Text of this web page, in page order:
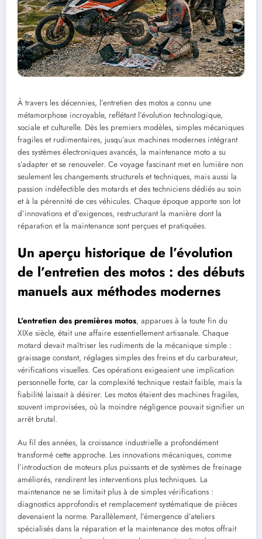
À travers les décennies, l’entretien des motos a connu une
métamorphose incroyable, reflétant l’évolution technologique,
sociale et culturelle. Dès les premiers modèles, simples mécaniques
fragiles et rudimentaires, jusqu’aux machines modernes intégrant
des systèmes électroniques avancés, la maintenance moto a su
s’adapter et se renouveler. Ce voyage fascinant met en lumière non
seulement les changements structurels et techniques, mais aussi la
passion indéfectible des motards et des techniciens dédiés au soin
et à la pérennité de ces véhicules. Chaque époque apporte son lot
d’innovations et d’exigences, restructurant la manière dont la
réparation et la maintenance sont perçues et pratiquées.
Un aperçu historique de l’évolution
de l’entretien des motos : des débuts
manuels aux méthodes modernes
L’entretien des premières motos, apparues à la toute fin du
XIXe siècle, était une affaire essentiellement artisanale. Chaque
motard devait maîtriser les rudiments de la mécanique simple :
graissage constant, réglages simples des freins et du carburateur,
vérifications visuelles. Ces opérations exigeaient une implication
personnelle forte, car la complexité technique restait faible, mais la
fiabilité laissait à désirer. Les motos étaient des machines fragiles,
souvent improvisées, où la moindre négligence pouvait signifier un
arrêt brutal.
Au fil des années, la croissance industrielle a profondément
transformé cette approche. Les innovations mécaniques, comme
l’introduction de moteurs plus puissants et de systèmes de freinage
améliorés, rendirent les interventions plus techniques. La
maintenance ne se limitait plus à de simples vérifications :
diagnostics approfondis et remplacement systématique de pièces
devenaient la norme. Parallèlement, l’émergence d’ateliers
spécialisés dans la réparation et la maintenance des motos offrait